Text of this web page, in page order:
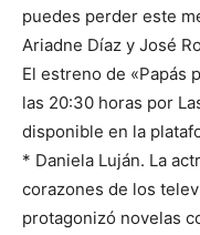
puedes perder este
Ariadne Díaz y José
El estreno de «Papás
las 20:30 horas por
disponible en la
* Daniela Luján. La
corazones de los
protagonizó novelas